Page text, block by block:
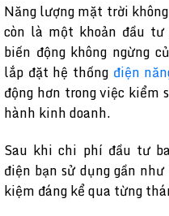
Năng lượng mặt trời
còn là một khoản đầu
biến động không ngừng
lắp đặt hệ thống điện
động hơn trong việc kiểm
hành kinh doanh.
Sau khi chi phí đầu tư
điện bạn sử dụng gần
kiệm đáng kể qua từng